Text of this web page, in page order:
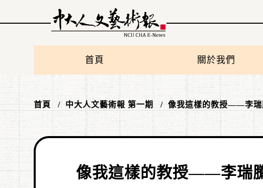
首頁 關於我們
首頁 中大人文藝術報 第一期 像我這樣的教授——李瑞
像我這樣的教授——李瑞